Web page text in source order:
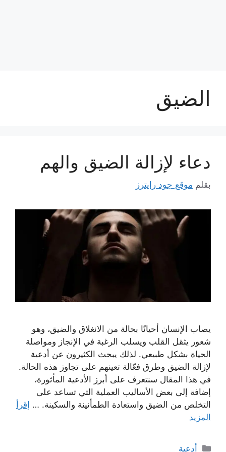
الضيق
دعاء لإزالة الضيق والهم
بقلم موقع جود رايترز
يصاب الإنسان أحيانًا بحالة من الانغلاق والضيق، وهو
شعور يثقل القلب ويسلب الرغبة في الإنجاز ومواصلة
الحياة بشكل طبيعي. لذلك يبحث الكثيرون عن أدعية
لإزالة الضيق وطرق فعّالة تعينهم على تجاوز هذه الحالة.
في هذا المقال سنتعرف على أبرز الأدعية المأثورة،
إضافة إلى بعض الأساليب العملية التي تساعد على
التخلص من الضيق واستعادة الطمأنينة والسكينة. … إقرأ
المزيد
التصنيفات
أدعية